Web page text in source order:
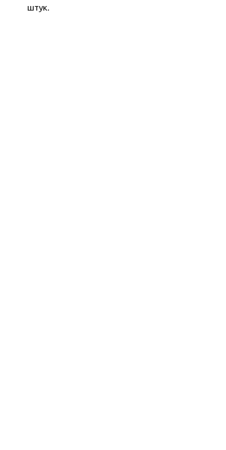
штук.